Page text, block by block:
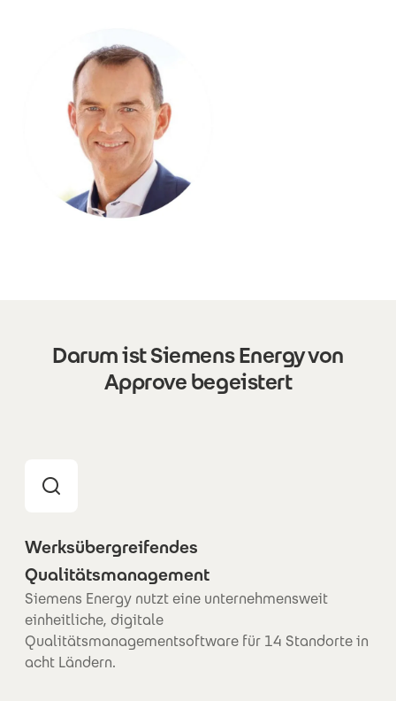
Darum ist Siemens Energy von
Approve begeistert
Werksübergreifendes
Qualitätsmanagement
Siemens Energy nutzt eine unternehmensweit
einheitliche, digitale
Qualitätsmanagementsoftware für 14 Standorte in
acht Ländern.